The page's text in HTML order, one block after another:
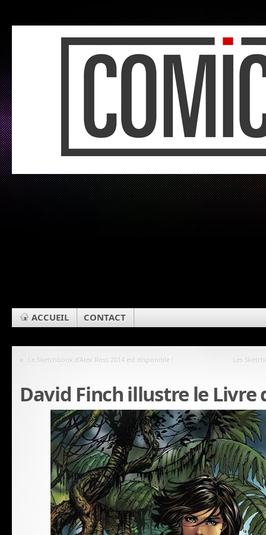
ACCUEIL CONTACT
« Le Sketchbook d’Alex Ross 2014 est disponible ! Les
David Finch illustre le Livre